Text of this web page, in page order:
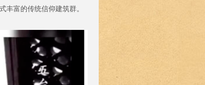
丰富的传统信仰建筑群。